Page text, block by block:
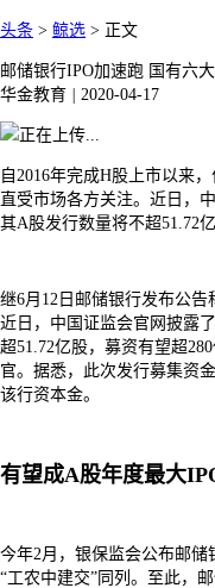
头条 > 鲸选 > 正文
邮储银行IPO加速跑 国有六
华金教育
2020-04-17
自2016年完成H股上市以来
直受市场各方关注。近日，
其A股发行数量将不超51.72
继6月12日邮储银行发布公告
近日，中国证监会官网披露
超51.72亿股，募资有望超
官。据悉，此次发行募集资
该行资本金。
有望成A股年度最大
今年2月，银保监会公布邮储
“工农中建交”同列。至此，